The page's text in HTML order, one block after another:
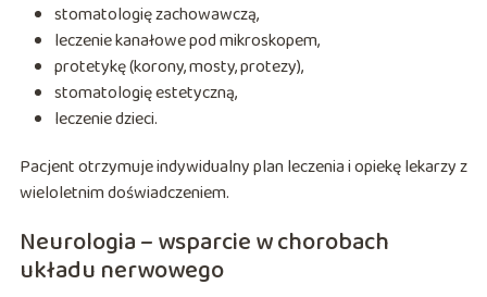
stomatologię zachowawczą,
leczenie kanałowe pod mikroskopem,
protetykę (korony, mosty, protezy),
stomatologię estetyczną,
leczenie dzieci.
Pacjent otrzymuje indywidualny plan leczenia i opiekę lekarzy z
wieloletnim doświadczeniem.
Neurologia – wsparcie w chorobach
układu nerwowego